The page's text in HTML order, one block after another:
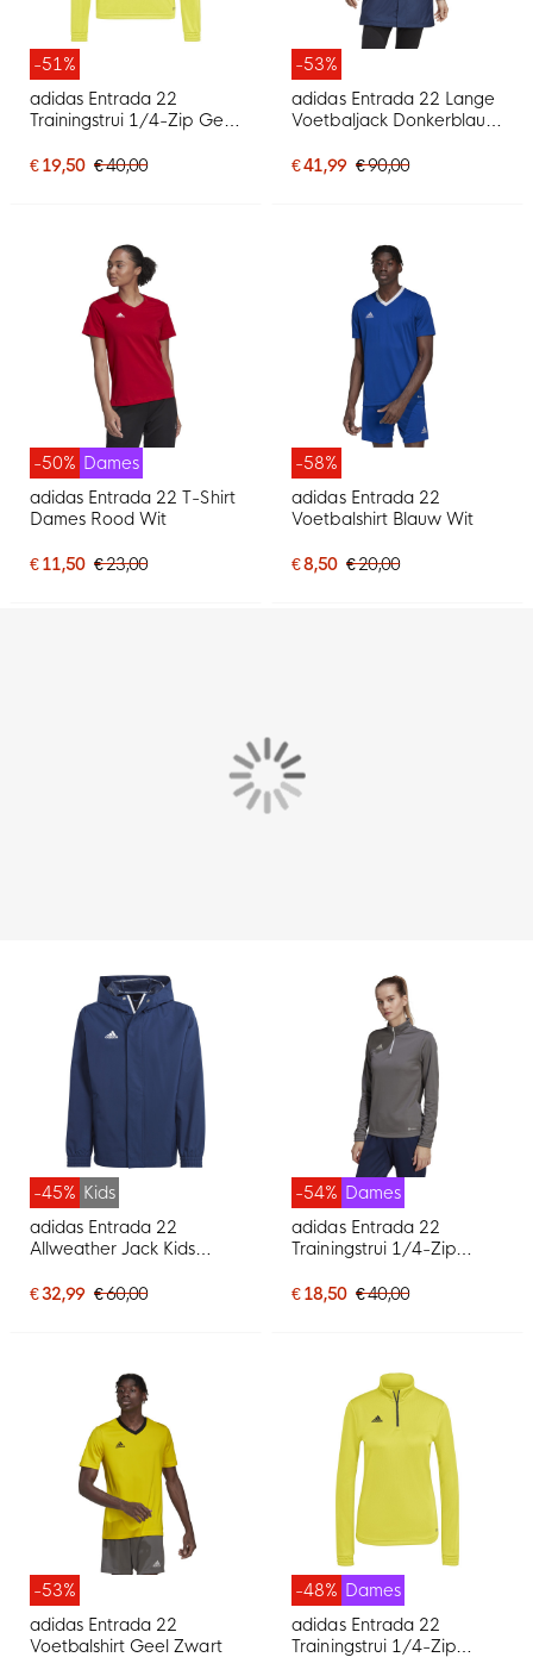
-51%
adidas Entrada 22
Trainingstrui 1/4-Zip Geel
€ 19,50 € 40,00
-53%
adidas Entrada 22 Lange
Voetbaljack Donkerblauw
€ 41,99 € 90,00
-50% Dames
adidas Entrada 22 T-Shirt
Dames Rood Wit
€ 11,50 € 23,00
-58%
adidas Entrada 22
Voetbalshirt Blauw Wit
€ 8,50 € 20,00
-45% Kids
adidas Entrada 22
Allweather Jack Kids
€ 32,99 € 60,00
-54% Dames
adidas Entrada 22
Trainingstrui 1/4-Zip
€ 18,50 € 40,00
-53%
adidas Entrada 22
Voetbalshirt Geel Zwart
-48% Dames
adidas Entrada 22
Trainingstrui 1/4-Zip